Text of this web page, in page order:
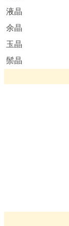
液晶
余晶
玉晶
鬃晶